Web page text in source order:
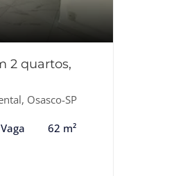
2 quartos,
Osasco-SP
62 m²